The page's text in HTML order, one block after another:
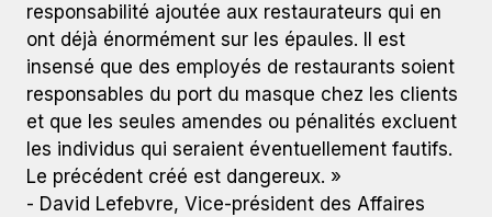
responsabilité ajoutée aux restaurateurs qui en
ont déjà énormément sur les épaules. Il est
insensé que des employés de restaurants soient
responsables du port du masque chez les clients
et que les seules amendes ou pénalités excluent
les individus qui seraient éventuellement fautifs.
Le précédent créé est dangereux. »
- David Lefebvre, Vice-président des Affaires